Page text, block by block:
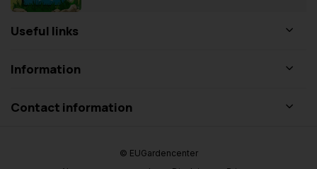
Useful links
Information
Contact information
© EUGardencenter